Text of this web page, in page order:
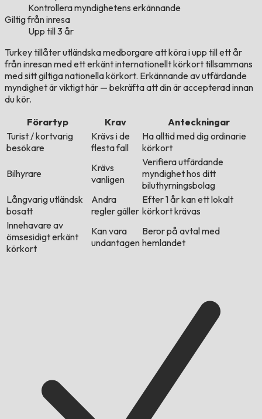
Kontrollera myndighetens erkännande
Giltig från inresa
Upp till 3 år
Turkey tillåter utländska medborgare att köra i upp till ett år
från inresan med ett erkänt internationellt körkort tillsammans
med sitt giltiga nationella körkort. Erkännande av utfärdande
myndighet är viktigt här — bekräfta att din är accepterad innan
du kör.
Förartyp
Krav
Anteckningar
Turist / kortvarig
besökare
Krävs i de
flesta fall
Ha alltid med dig ordinarie
körkort
Bilhyrare
Krävs
vanligen
Verifiera utfärdande
myndighet hos ditt
biluthyrningsbolag
Långvarig utländsk
bosatt
Andra
regler gäller
Efter 1 år kan ett lokalt
körkort krävas
Innehavare av
ömsesidigt erkänt
körkort
Kan vara
undantagen
Beror på avtal med
hemlandet